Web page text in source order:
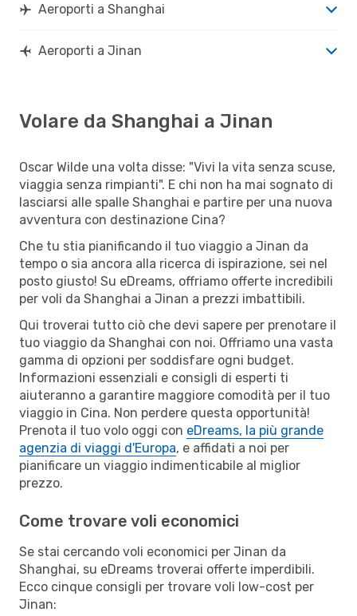
Aeroporti a Shanghai
Aeroporti a Jinan
Volare da Shanghai a Jinan
Oscar Wilde una volta disse: "Vivi la vita senza scuse,
viaggia senza rimpianti". E chi non ha mai sognato di
lasciarsi alle spalle Shanghai e partire per una nuova
avventura con destinazione Cina?
Che tu stia pianificando il tuo viaggio a Jinan da
tempo o sia ancora alla ricerca di ispirazione, sei nel
posto giusto! Su eDreams, offriamo offerte incredibili
per voli da Shanghai a Jinan a prezzi imbattibili.
Qui troverai tutto ciò che devi sapere per prenotare il
tuo viaggio da Shanghai con noi. Offriamo una vasta
gamma di opzioni per soddisfare ogni budget.
Informazioni essenziali e consigli di esperti ti
aiuteranno a garantire maggiore comodità per il tuo
viaggio in Cina. Non perdere questa opportunità!
Prenota il tuo volo oggi con eDreams, la più grande
agenzia di viaggi d'Europa, e affidati a noi per
pianificare un viaggio indimenticabile al miglior
prezzo.
Come trovare voli economici
Se stai cercando voli economici per Jinan da
Shanghai, su eDreams troverai offerte imperdibili.
Ecco cinque consigli per trovare voli low-cost per
Jinan: